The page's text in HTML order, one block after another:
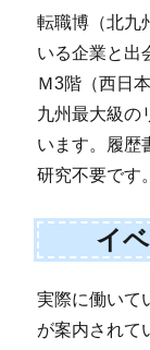
転職博（北九
いる企業と出
Ｍ3階（西日
九州最大級の
います。履歴
研究不要です。
イ
実際に働いて
が案内されて